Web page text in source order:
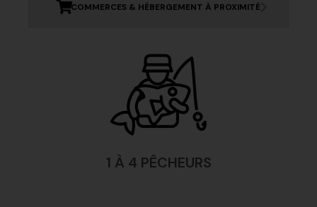
COMMERCES & HÉBERGEMENT À PROXIMITÉ
1 À 4 PÊCHEURS